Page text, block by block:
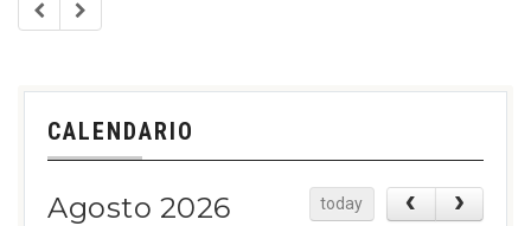
CALENDARIO
Agosto 2026 today